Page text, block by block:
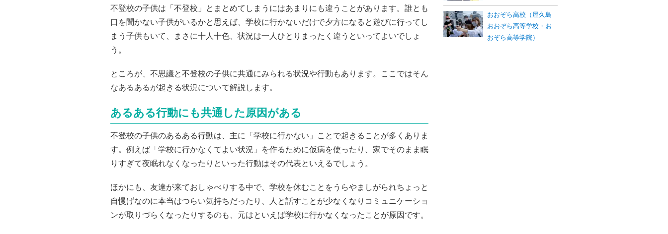
不登校の子供は「不登校」とまとめてしまうにはあまりにも違うことがあります。誰とも
口を聞かない子供がいるかと思えば、学校に行かないだけで夕方になると遊びに行ってし
まう子供もいて、まさに十人十色、状況は一人ひとりまったく違うといってよいでしょ
う。
ところが、不思議と不登校の子供に共通にみられる状況や行動もあります。ここではそん
なあるあるが起きる状況について解説します。
あるある行動にも共通した原因がある
不登校の子供のあるある行動は、主に「学校に行かない」ことで起きることが多くありま
す。例えば「学校に行かなくてよい状況」を作るために仮病を使ったり、家でそのまま眠
りすぎて夜眠れなくなったりといった行動はその代表といえるでしょう。
ほかにも、友達が来ておしゃべりする中で、学校を休むことをうらやましがられちょっと
自慢げなのに本当はつらい気持ちだったり、人と話すことが少なくなりコミュニケーショ
ンが取りづらくなったりするのも、元はといえば学校に行かなくなったことが原因です。
おおぞら高校（屋久島
おおぞら高等学校・お
おぞら高等学院）